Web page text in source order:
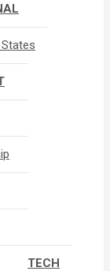
TECH